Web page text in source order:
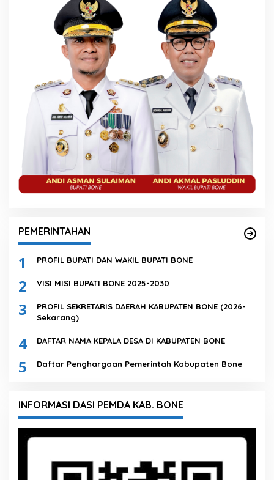
PEMERINTAHAN
1 PROFIL BUPATI DAN WAKIL BUPATI BONE
2 VISI MISI BUPATI BONE 2025-2030
3
PROFIL SEKRETARIS DAERAH KABUPATEN BONE (2026-
Sekarang)
4 DAFTAR NAMA KEPALA DESA DI KABUPATEN BONE
5 Daftar Penghargaan Pemerintah Kabupaten Bone
INFORMASI DASI PEMDA KAB. BONE